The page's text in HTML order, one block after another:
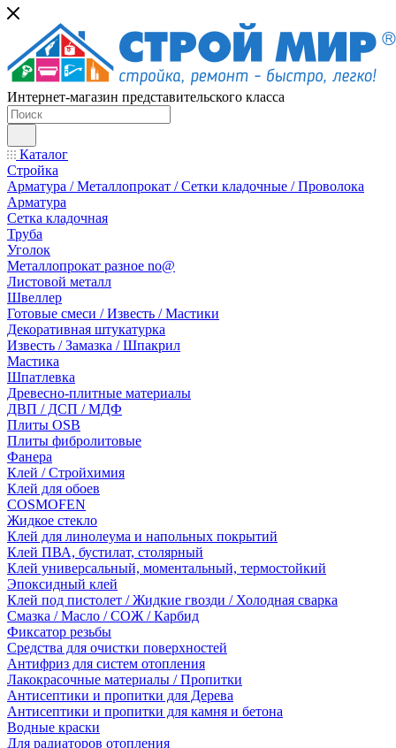
Интернет-магазин представительского класса
Каталог
Стройка
Арматура / Металлопрокат / Сетки кладочные / Проволока
Арматура
Сетка кладочная
Труба
Уголок
Металлопрокат разное no@
Листовой металл
Швеллер
Готовые смеси / Известь / Мастики
Декоративная штукатурка
Известь / Замазка / Шпакрил
Мастика
Шпатлевка
Древесно-плитные материалы
ДВП / ДСП / МДФ
Плиты OSB
Плиты фибролитовые
Фанера
Клей / Стройхимия
Клей для обоев
COSMOFEN
Жидкое стекло
Клей для линолеума и напольных покрытий
Клей ПВА, бустилат, столярный
Клей универсальный, моментальный, термостойкий
Эпоксидный клей
Клей под пистолет / Жидкие гвозди / Холодная сварка
Смазка / Масло / СОЖ / Карбид
Фиксатор резьбы
Средства для очистки поверхностей
Антифриз для систем отопления
Лакокрасочные материалы / Пропитки
Антисептики и пропитки для Дерева
Антисептики и пропитки для камня и бетона
Водные краски
Для радиаторов отопления